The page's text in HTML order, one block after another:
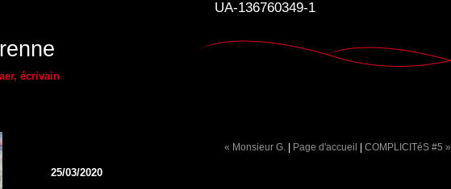
UA-136760349-1
écrivain
« Monsieur G. | Page d'accueil | COMPLICITéS #5 »
25/03/2020